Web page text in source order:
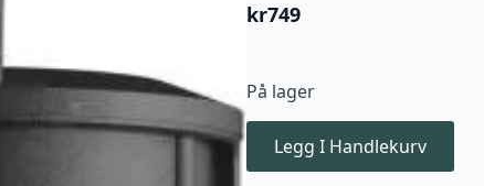
kr749
På lager
Legg I Handlekurv